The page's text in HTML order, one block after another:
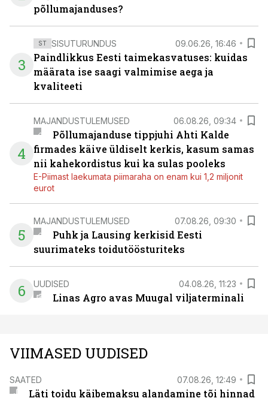
põllumajanduses?
3
ST SISUTURUNDUS 09.06.26, 16:46
Paindlikkus Eesti taimekasvatuses: kuidas
määrata ise saagi valmimise aega ja
kvaliteeti
4
MAJANDUSTULEMUSED 06.08.26, 09:34
Põllumajanduse tippjuhi Ahti Kalde
firmades käive üldiselt kerkis, kasum samas
nii kahekordistus kui ka sulas pooleks
E-Piimast laekumata piimaraha on enam kui 1,2 miljonit
eurot
5
MAJANDUSTULEMUSED 07.08.26, 09:30
Puhk ja Lausing kerkisid Eesti
suurimateks toidutöösturiteks
6 UUDISED 04.08.26, 11:23
Linas Agro avas Muugal viljaterminali
VIIMASED UUDISED
SAATED 07.08.26, 12:49
Läti toidu käibemaksu alandamine tõi hinnad